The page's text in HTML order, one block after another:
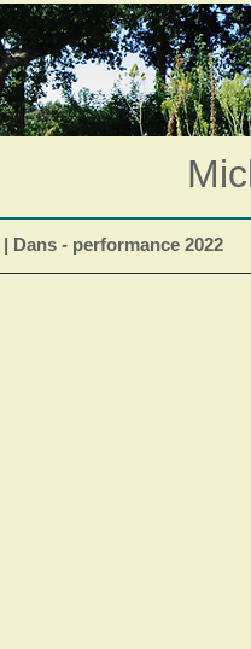
| Dans - performance 2022